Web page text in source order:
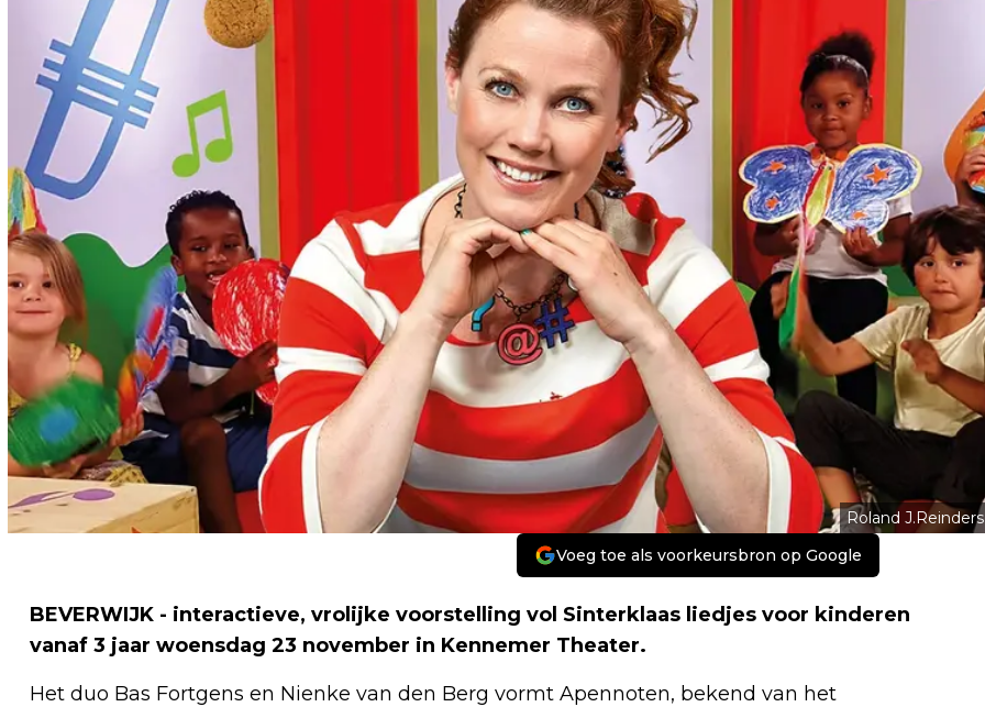
Roland J.Reinders
Voeg toe als voorkeursbron op Google
BEVERWIJK - interactieve, vrolijke voorstelling vol Sinterklaas liedjes voor kinderen
vanaf 3 jaar woensdag 23 november in Kennemer Theater.
Het duo Bas Fortgens en Nienke van den Berg vormt Apennoten, bekend van het